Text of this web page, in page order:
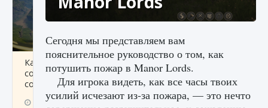
Как исправить ошибку Palworld «Идет
сохранение мира — Невозможно начать
сохранение данных мира»
9 августа 2024 2 511 0
Сегодня мы представляем вам
пояснительное руководство о том, как
потушить пожар в Manor Lords.
Для игрока видеть, как все часы твоих
усилий исчезают из-за пожара, — это нечто